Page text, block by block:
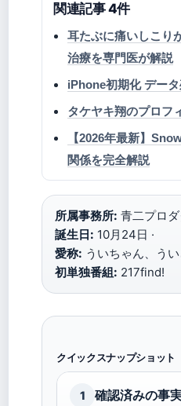
関連記事 4件
耳たぶに痛いしこり
治療を専門医が解説
iPhone初期化 デー
タケヤキ翔のプロフ
【2026年最新】
関係を完全解説
所属事務所: 青二プロダ
誕生日: 10月24日 ·
愛称: ういちゃん、うい
初単独番組: 217find!
クイックスナップショット
1 確認済みの事